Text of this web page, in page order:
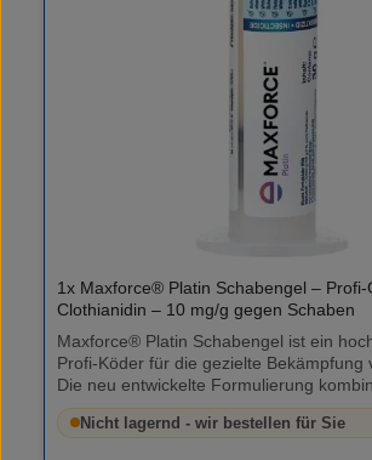
1x Maxforce® Platin Schabengel – Profi-
Clothianidin – 10 mg/g gegen Schaben
Maxforce® Platin Schabengel ist ein
Profi-Köder für die gezielte Bekämpfung von Schaben.
Die neu entwickelte Formulierung kombiniert
Kohlenhydrate, Pflanzenfette und
wodurch der Gelköder schnell angenommen und
Nicht lagernd - wir bestellen für Sie